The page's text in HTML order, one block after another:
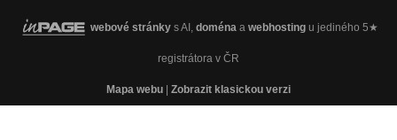
webové stránky s AI, doména a webhosting u jediného 5★
registrátora v ČR
Mapa webu Zobrazit klasickou verzi